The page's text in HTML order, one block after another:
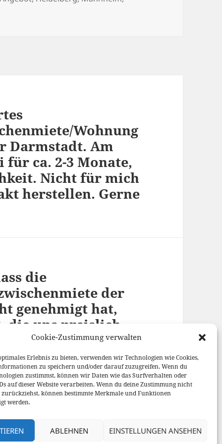
Cookie-Zustimmung verwalten
Erlebnis zu bieten, verwenden wir Technologien wie Cookies,
zu speichern und/oder darauf zuzugreifen. Wenn du
zustimmst, können wir Daten wie das Surfverhalten oder
auf dieser Website verarbeiten. Wenn du deine Zustimmung nicht
können bestimmte Merkmale und Funktionen
werden.
ABLEHNEN EINSTELLUNGEN ANSEHEN
Wohnung
Darmstadt. Am
für ca. 2-3 Monate,
Nicht für mich
herstellen. Gerne
die
der
genehmigt hat,
die uns preislich
#wohnung